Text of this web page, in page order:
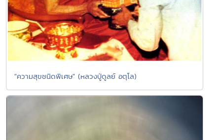
"ความสุขชนิดพิเศษ" (หลวงปู่ดูลย์ อตุโล)